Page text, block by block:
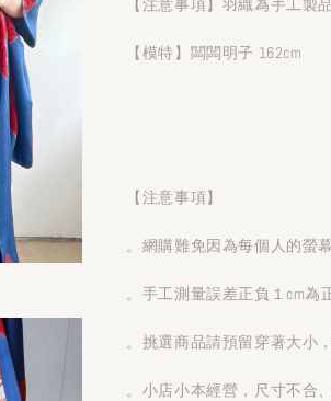
【注意事項】羽織為手工製
【模特】闆闆明子 162cm
【注意事項】
。網購難免因為每個人的螢
。手工測量誤差正負１cm為
。挑選商品請預留穿著大小
。小店小本經營，尺寸不合